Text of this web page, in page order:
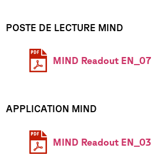
POSTE DE LECTURE MIND
MIND Readout EN_07
APPLICATION MIND
MIND Readout EN_03